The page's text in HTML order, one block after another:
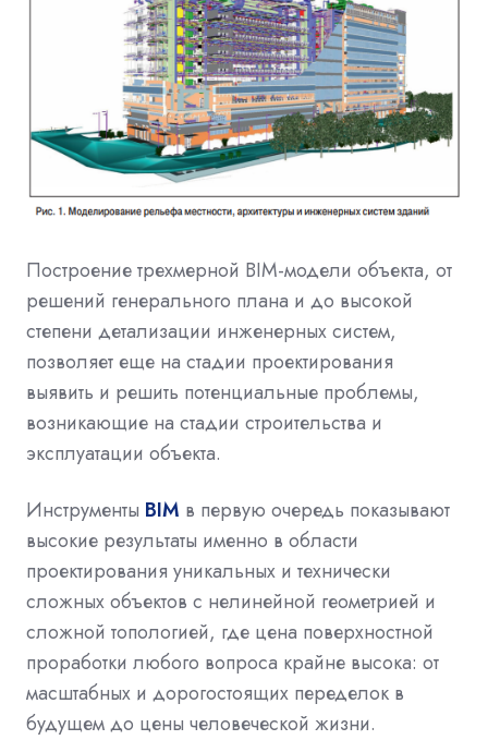
Построение трехмерной BIM-модели объекта, от
решений генерального плана и до высокой
степени детализации инженерных систем,
позволяет еще на стадии проектирования
выявить и решить потенциальные проблемы,
возникающие на стадии строительства и
эксплуатации объекта.
Инструменты BIM в первую очередь показывают
высокие результаты именно в области
проектирования уникальных и технически
сложных объектов с нелинейной геометрией и
сложной топологией, где цена поверхностной
проработки любого вопроса крайне высока: от
масштабных и дорогостоящих переделок в
будущем до цены человеческой жизни.